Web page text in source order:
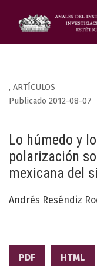
, ARTÍCULOS
Lo húmedo y
polarización
mexicana del
Publicado 2012-08-07
Andrés Reséndiz
PDF HTML